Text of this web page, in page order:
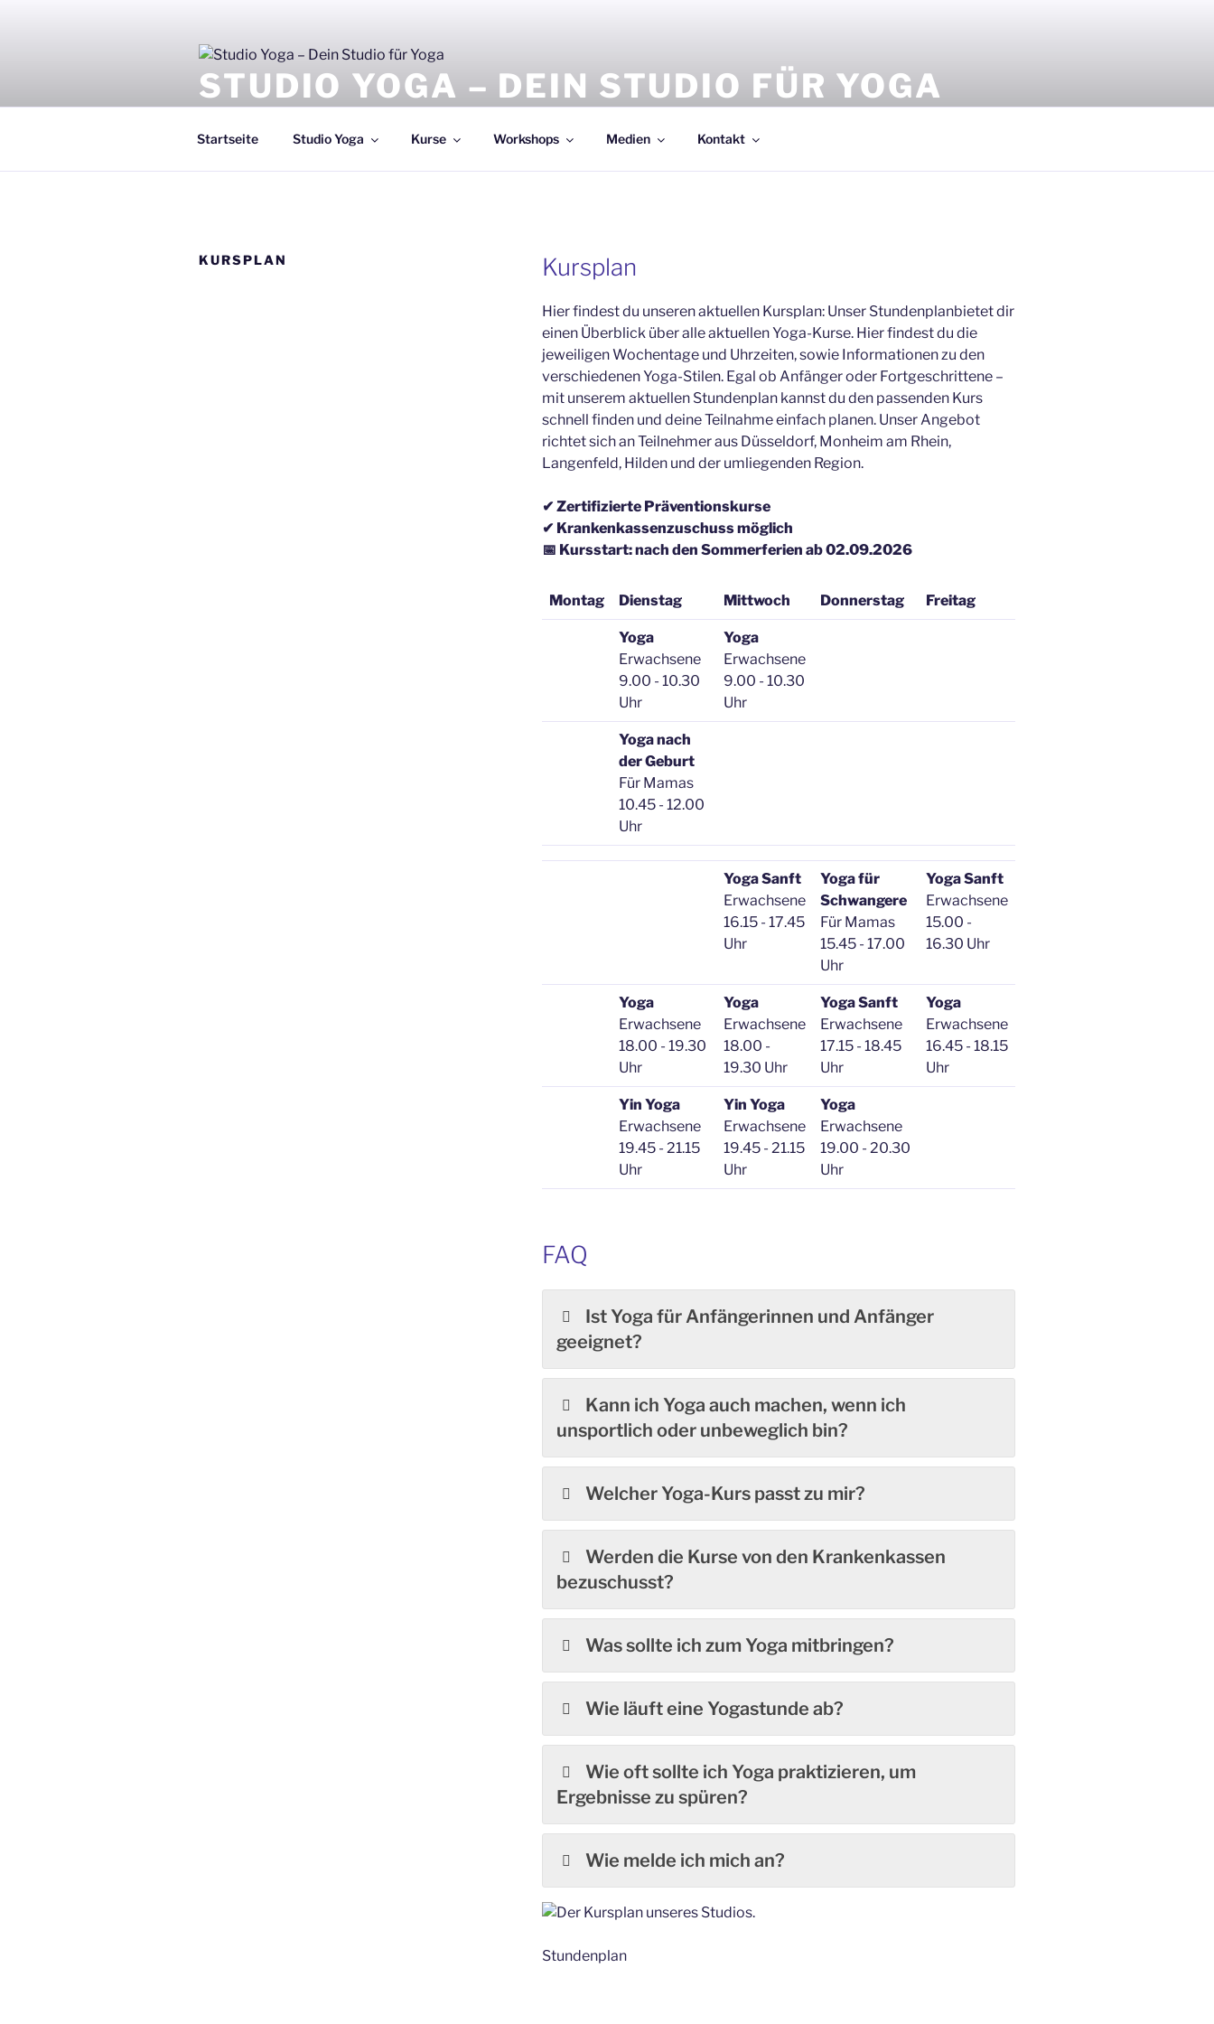
STUDIO YOGA – DEIN STUDIO FÜR YOGA
Startseite Studio Yoga Kurse Workshops Medien Kontakt
KURSPLAN Kursplan
Hier findest du unseren aktuellen Kursplan: Unser Stundenplanbietet dir
einen Überblick über alle aktuellen Yoga-Kurse. Hier findest du die
jeweiligen Wochentage und Uhrzeiten, sowie Informationen zu den
verschiedenen Yoga-Stilen. Egal ob Anfänger oder Fortgeschrittene –
mit unserem aktuellen Stundenplan kannst du den passenden Kurs
schnell finden und deine Teilnahme einfach planen. Unser Angebot
richtet sich an Teilnehmer aus Düsseldorf, Monheim am Rhein,
Langenfeld, Hilden und der umliegenden Region.
✔ Zertifizierte Präventionskurse
✔ Krankenkassenzuschuss möglich
📅 Kursstart: nach den Sommerferien ab 02.09.2026
Montag Dienstag Mittwoch Donnerstag Freitag
Yoga
Erwachsene
9.00 - 10.30
Uhr
Yoga
Erwachsene
9.00 - 10.30
Uhr
Yoga nach
der Geburt
Für Mamas
10.45 - 12.00
Uhr
Yoga Sanft
Erwachsene
16.15 - 17.45
Uhr
Yoga für
Schwangere
Für Mamas
15.45 - 17.00
Uhr
Yoga Sanft
Erwachsene
15.00 -
16.30 Uhr
Yoga
Erwachsene
18.00 - 19.30
Uhr
Yoga
Erwachsene
18.00 -
19.30 Uhr
Yoga Sanft
Erwachsene
17.15 - 18.45
Uhr
Yoga
Erwachsene
16.45 - 18.15
Uhr
Yin Yoga
Erwachsene
19.45 - 21.15
Uhr
Yin Yoga
Erwachsene
19.45 - 21.15
Uhr
Yoga
Erwachsene
19.00 - 20.30
Uhr
FAQ
Ist Yoga für Anfängerinnen und Anfänger
geeignet?
Kann ich Yoga auch machen, wenn ich
unsportlich oder unbeweglich bin?
Welcher Yoga-Kurs passt zu mir?
Werden die Kurse von den Krankenkassen
bezuschusst?
Was sollte ich zum Yoga mitbringen?
Wie läuft eine Yogastunde ab?
Wie oft sollte ich Yoga praktizieren, um
Ergebnisse zu spüren?
Wie melde ich mich an?
Stundenplan